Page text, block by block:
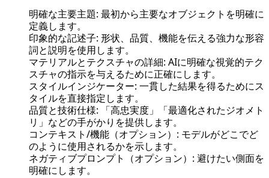
明確な主要主題: 最初から主要なオブジェクトを明確に
定義します。
印象的な記述子: 形状、品質、機能を伝える強力な形容
詞と説明を使用します。
マテリアルとテクスチャの詳細: AIに明確な視覚的テク
スチャの指示を与えるために正確にします。
スタイルインジケーター: 一貫した結果を得るためにス
タイルを直接指定します。
品質と技術仕様: 「高忠実度」「最適化されたジオメト
リ」などの手がかりを提供します。
コンテキスト/機能（オプション）: モデルがどこでど
のように使用されるかを示します。
ネガティブプロンプト（オプション）: 避けたい側面を
明確にします。